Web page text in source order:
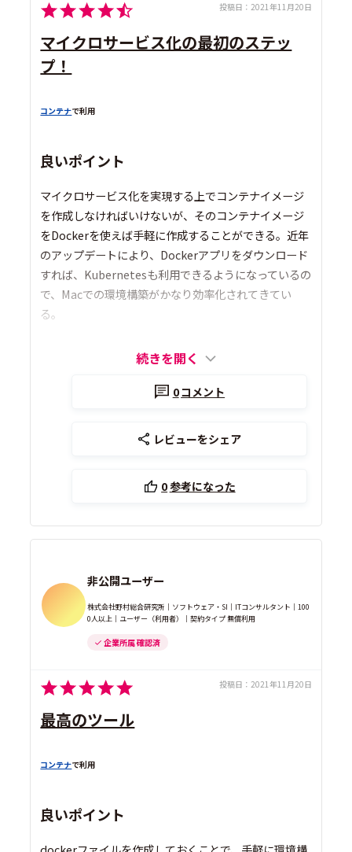
投稿日： 2021年11月20日
マイクロサービス化の最初のステッ
プ！
コンテナで利用
良いポイント
マイクロサービス化を実現する上でコンテナイメージ
を作成しなければいけないが、そのコンテナイメージ
をDockerを使えば手軽に作成することができる。近年
のアップデートにより、Dockerアプリをダウンロード
すれば、Kubernetesも利用できるようになっているの
で、Macでの環境構築がかなり効率化されてきてい
る。
続きを開く
0コメント
レビューをシェア
0参考になった
非公開ユーザー
株式会社野村総合研究所｜ソフトウェア・SI｜ITコンサルタント｜100
0人以上｜ユーザー（利用者）｜契約タイプ 無償利用
企業所属 確認済
投稿日： 2021年11月20日
最高のツール
コンテナで利用
良いポイント